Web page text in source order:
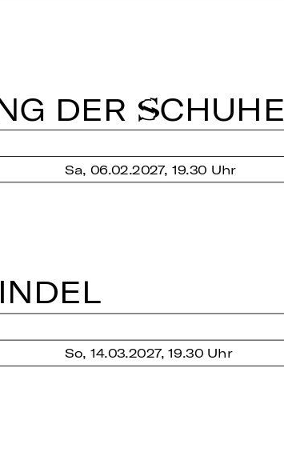
DER SCHUHE
Sa, 06.02.2027, 19.30 Uhr
So, 14.03.2027, 19.30 Uhr